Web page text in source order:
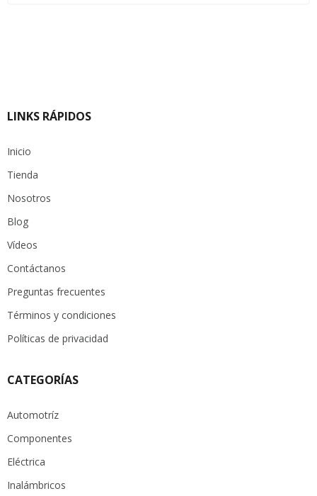
LINKS RÁPIDOS
Inicio
Tienda
Nosotros
Blog
Vídeos
Contáctanos
Preguntas frecuentes
Términos y condiciones
Políticas de privacidad
CATEGORÍAS
Automotríz
Componentes
Eléctrica
Inalámbricos